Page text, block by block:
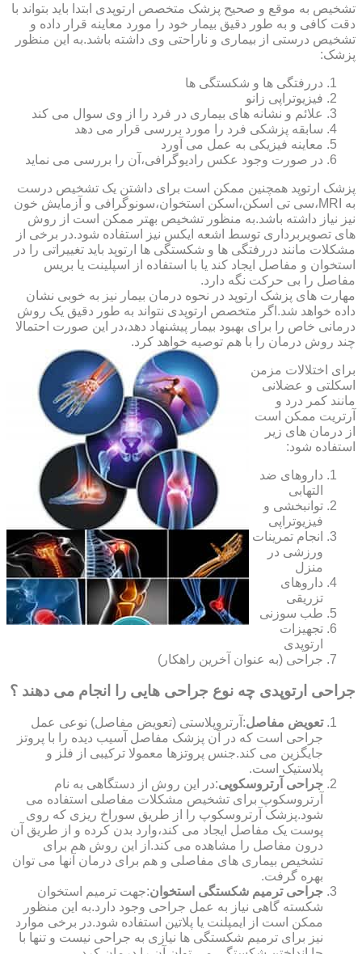
تشخیص به موقع و صحیح پزشک متخصص ارتوپدی ابتدا باید بتواند با
دقت کافی و به طور دقیق بیمار خود را مورد معاینه قرار داده و
تشخیص درستی از بیماری و ناراحتی وی داشته باشد.به این منظور
پزشک:
دررفتگی ها و شکستگی ها
فیزیوتراپی زانو
علائم و نشانه های بیماری در فرد را از وی سوال می کند
سابقه پزشکی فرد را مورد بررسی قرار می دهد
معاینه فیزیکی به عمل می آورد
در صورت وجود عکس رادیوگرافی،آن را بررسی می‎ نماید
پزشک ارتوپد همچنین ممکن است برای داشتن یک تشخیص درست
به MRI،سی تی اسکن،اسکن استخوان،سونوگرافی و آزمایش خون
نیز نیاز داشته باشد.به منظور تشخیص بهتر ممکن است از روش
های تصویربرداری توسط اشعه ایکس نیز استفاده شود.در برخی از
مشکلات مانند دررفتگی ها و شکستگی ها ارتوپد باید تغییراتی را در
استخوان و مفاصل ایجاد کند یا با استفاده از اسپلینت یا بریس
مفاصل را بی حرکت نگه دارد.
مهارت های پزشک ارتوپد در نحوه درمان بیمار نیز به خوبی نشان
داده خواهد شد.اگر متخصص ارتوپدی نتواند به طور دقیق یک روش
درمانی خاص را برای بهبود بیمار پیشنهاد دهد،در این صورت احتمالا
چند روش درمان را با هم توصیه خواهد کرد.
برای اختلالات مزمن
اسکلتی و عضلانی
مانند کمر درد و
آرتریت ممکن است
از درمان های زیر
استفاده شود:
داروهای ضد
التهابی
توانبخشی و
فیزیوتراپی
انجام تمرینات
ورزشی در
منزل
داروهای
تزریقی
طب سوزنی
تجهیزات
ارتوپدی
جراحی (به عنوان آخرین راهکار)
جراحی ارتوپدی چه نوع جراحی هایی را انجام می دهند ؟
تعویض مفاصل:آرتروپلاستی (تعویض مفاصل) نوعی عمل
جراحی است که در آن پزشک مفاصل آسیب دیده را با پروتز
جایگزین می کند.جنس پروتزها معمولا ترکیبی از فلز و
پلاستیک است.
جراحی آرتروسکوپی:در این روش از دستگاهی به نام
آرتروسکوپ برای تشخیص مشکلات مفاصلی استفاده می
شود.پزشک آرتروسکوپ را از طریق سوراخ ریزی که روی
پوست یک مفاصل ایجاد می کند،وارد بدن کرده و از طریق آن
درون مفاصل را مشاهده می کند.از این روش هم برای
تشخیص بیماری های مفاصلی و هم برای درمان آنها می توان
بهره گرفت.
جراحی ترمیم شکستگی استخوان:جهت ترمیم استخوان
شکسته گاهی نیاز به عمل جراحی وجود دارد.به این منظور
ممکن است از ایمپلنت یا پلاتین استفاده شود.در برخی موارد
نیز برای ترمیم شکستگی ها نیازی به جراحی نیست و تنها با